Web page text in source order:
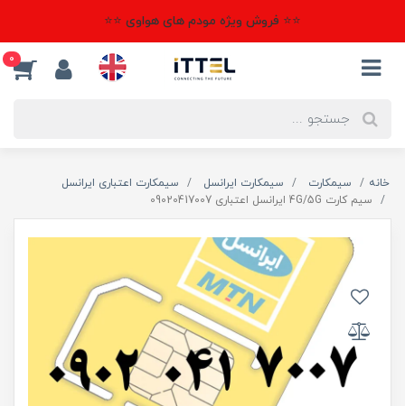
⭐⭐ فروش ویژه مودم های هواوی ⭐⭐
0
خانه سیمکارت سیمکارت ایرانسل
سیمکارت اعتباری ایرانسل
سیم کارت 4G/5G ایرانسل اعتباری 09020417007